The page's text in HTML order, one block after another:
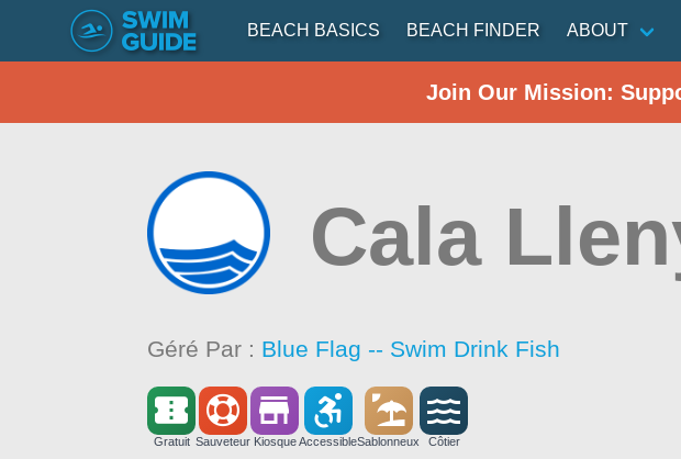
BEACH BASICS BEACH FINDER ABOUT
Join Our Mission:
Cala
Géré Par : Blue Flag -- Swim Drink Fish
Gratuit Sauveteur Kiosque AccessibleSablonneux Côtier